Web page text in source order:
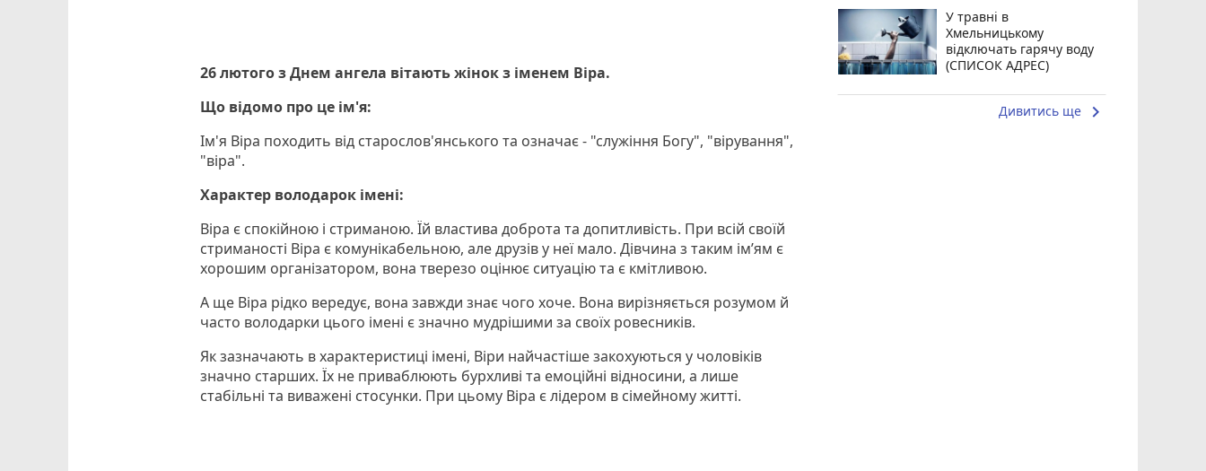
26 лютого з Днем ангела вітають жінок з іменем Віра.
Що відомо про це ім'я:
Ім'я Віра походить від старослов'янського та означає - "служіння Богу", "вірування",
"віра".
Характер володарок імені:
Віра є спокійною і стриманою. Їй властива доброта та допитливість. При всій своїй
стриманості Віра є комунікабельною, але друзів у неї мало. Дівчина з таким ім’ям є
хорошим організатором, вона тверезо оцінює ситуацію та є кмітливою.
А ще Віра рідко вередує, вона завжди знає чого хоче. Вона вирізняється розумом й
часто володарки цього імені є значно мудрішими за своїх ровесників.
Як зазначають в характеристиці імені, Віри найчастіше закохуються у чоловіків
значно старших. Їх не приваблюють бурхливі та емоційні відносини, а лише
стабільні та виважені стосунки. При цьому Віра є лідером в сімейному житті.
У травні в
Хмельницькому
відключать гарячу воду
(СПИСОК АДРЕС)
Дивитись ще keyboard_arrow_right